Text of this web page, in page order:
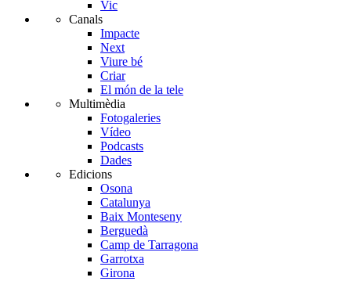
Vic
Canals
Impacte
Next
Viure bé
Criar
El món de la tele
Multimèdia
Fotogaleries
Vídeo
Podcasts
Dades
Edicions
Osona
Catalunya
Baix Monteseny
Berguedà
Camp de Tarragona
Garrotxa
Girona